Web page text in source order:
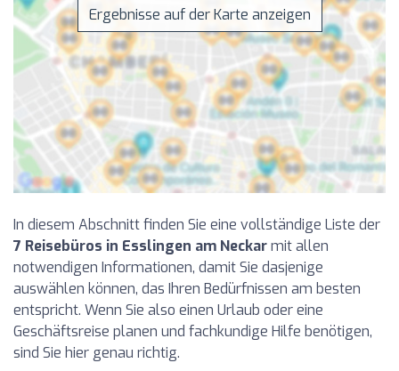
Ergebnisse auf der Karte anzeigen
In diesem Abschnitt finden Sie eine vollständige Liste der
7 Reisebüros in Esslingen am Neckarmit allen
notwendigen Informationen, damit Sie dasjenige
auswählen können, das Ihren Bedürfnissen am besten
entspricht. Wenn Sie also einen Urlaub oder eine
Geschäftsreise planen und fachkundige Hilfe benötigen,
sind Sie hier genau richtig.